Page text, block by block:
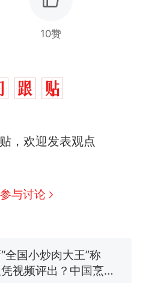
10赞
，欢迎发表观点
与讨论
报价570元，搬到楼下
海豚"中心附近最大风
级 最新研判